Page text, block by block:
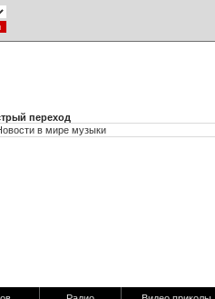
переход